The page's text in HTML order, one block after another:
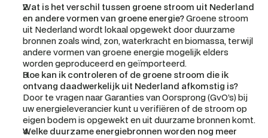
Wat is het verschil tussen groene stroom uit Nederland
en andere vormen van groene energie? Groene stroom
uit Nederland wordt lokaal opgewekt door duurzame
bronnen zoals wind, zon, waterkracht en biomassa, terwijl
andere vormen van groene energie mogelijk elders
worden geproduceerd en geïmporteerd.
Hoe kan ik controleren of de groene stroom die ik
ontvang daadwerkelijk uit Nederland afkomstig is?
Door te vragen naar Garanties van Oorsprong (GvO’s) bij
uw energieleverancier kunt u verifiëren of de stroom op
eigen bodem is opgewekt en uit duurzame bronnen komt.
Welke duurzame energiebronnen worden nog meer